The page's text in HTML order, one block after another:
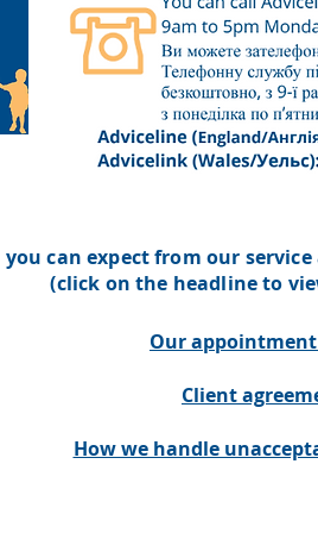
you can expect from our
(click on the headline to
Our
Client
How we handle